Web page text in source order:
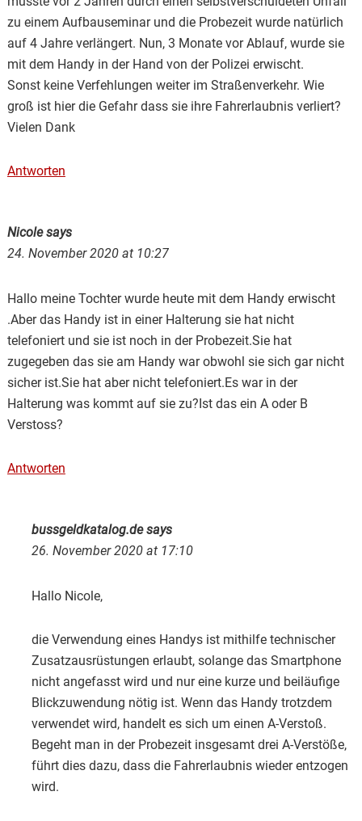
zu einem Aufbauseminar und die Probezeit wurde natürlich
auf 4 Jahre verlängert. Nun, 3 Monate vor Ablauf, wurde sie
mit dem Handy in der Hand von der Polizei erwischt.
Sonst keine Verfehlungen weiter im Straßenverkehr. Wie
groß ist hier die Gefahr dass sie ihre Fahrerlaubnis verliert?
Vielen Dank
Antworten
Nicolesays
24. November 2020 at 10:27
Hallo meine Tochter wurde heute mit dem Handy erwischt
.Aber das Handy ist in einer Halterung sie hat nicht
telefoniert und sie ist noch in der Probezeit.Sie hat
zugegeben das sie am Handy war obwohl sie sich gar nicht
sicher ist.Sie hat aber nicht telefoniert.Es war in der
Halterung was kommt auf sie zu?Ist das ein A oder B
Verstoss?
Antworten
bussgeldkatalog.desays
26. November 2020 at 17:10
Hallo Nicole,
die Verwendung eines Handys ist mithilfe technischer
Zusatzausrüstungen erlaubt, solange das Smartphone
nicht angefasst wird und nur eine kurze und beiläufige
Blickzuwendung nötig ist. Wenn das Handy trotzdem
verwendet wird, handelt es sich um einen A-Verstoß.
Begeht man in der Probezeit insgesamt drei A-Verstöße,
führt dies dazu, dass die Fahrerlaubnis wieder entzogen
wird.